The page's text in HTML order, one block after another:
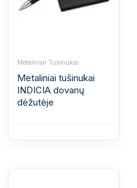
Metaliniai Tušinukai
Metaliniai tušinukai
INDICIA dovanų
dėžutėje